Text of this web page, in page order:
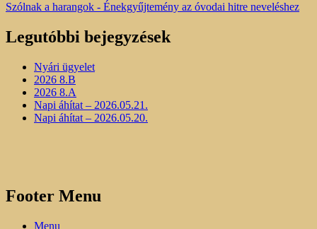
Szólnak a harangok - Énekgyűjtemény az óvodai hitre neveléshez
Legutóbbi bejegyzések
Nyári ügyelet
2026 8.B
2026 8.A
Napi áhítat – 2026.05.21.
Napi áhítat – 2026.05.20.
Footer Menu
Menu